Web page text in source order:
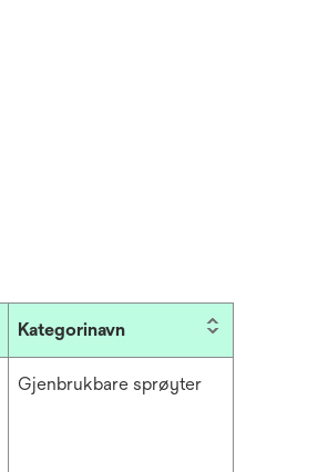
Kategorinavn
Gjenbrukbare sprøyter